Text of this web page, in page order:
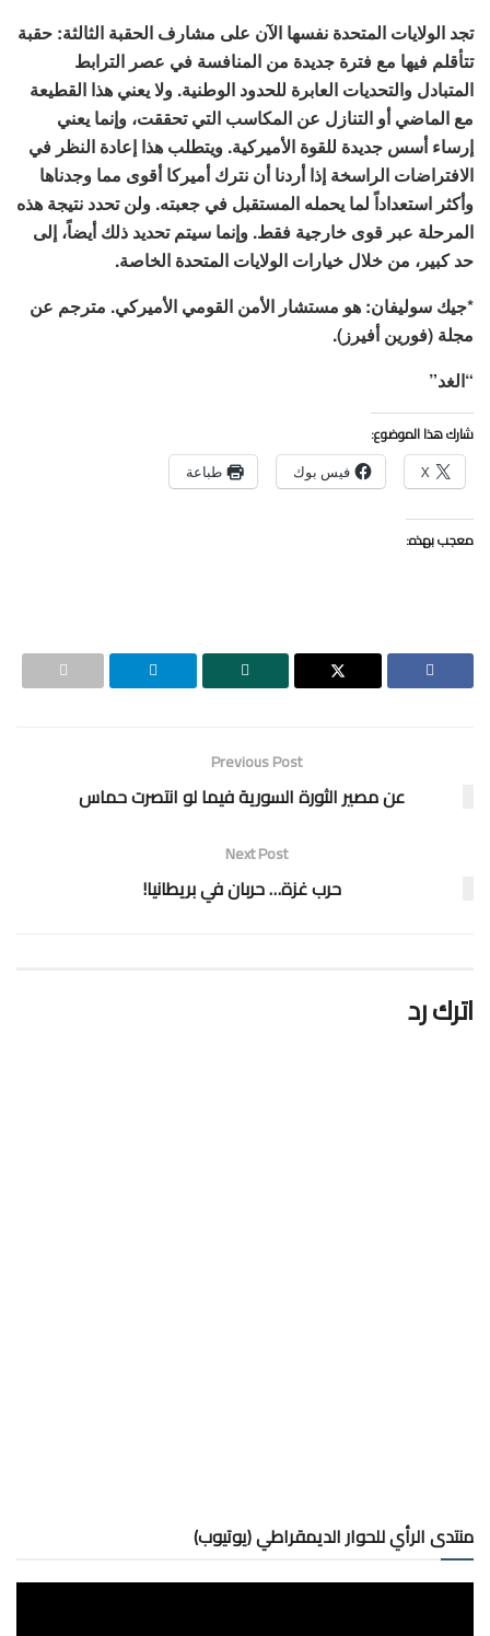
تجد الولايات المتحدة نفسها الآن على مشارف الحقبة الثالثة: حقبة
تتأقلم فيها مع فترة جديدة من المنافسة في عصر الترابط
المتبادل والتحديات العابرة للحدود الوطنية. ولا يعني هذا القطيعة
مع الماضي أو التنازل عن المكاسب التي تحققت، وإنما يعني
إرساء أسس جديدة للقوة الأميركية. ويتطلب هذا إعادة النظر في
الافتراضات الراسخة إذا أردنا أن نترك أميركا أقوى مما وجدناها
وأكثر استعداداً لما يحمله المستقبل في جعبته. ولن تحدد نتيجة هذه
المرحلة عبر قوى خارجية فقط. وإنما سيتم تحديد ذلك أيضاً، إلى
حد كبير، من خلال خيارات الولايات المتحدة الخاصة.
*جيك سوليفان: هو مستشار الأمن القومي الأميركي. مترجم عن
مجلة (فورين أفيرز).
“الغد”
شارك هذا الموضوع:
X فيس بوك طباعة
معجب بهذه:
Previous Post
عن مصير الثورة السورية فيما لو انتصرت حماس
Next Post
حرب غزة… حربان في بريطانيا!
اترك رد
منتدى الرأي للحوار الديمقراطي (يوتيوب)